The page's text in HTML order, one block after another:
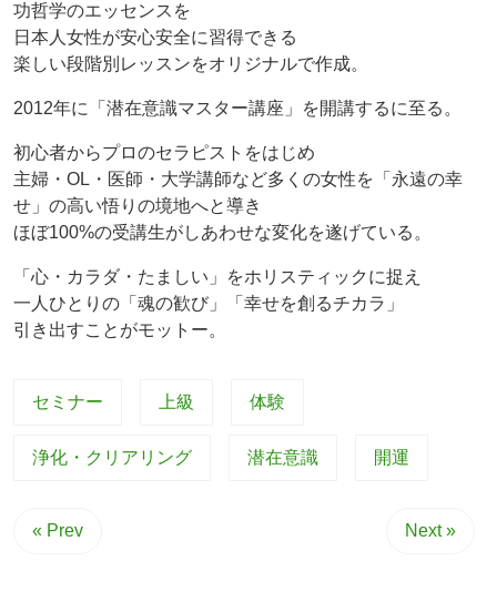
功哲学のエッセンスを
日本人女性が安心安全に習得できる
楽しい段階別レッスンをオリジナルで作成。
2012年に「潜在意識マスター講座」を開講するに至る。
初心者からプロのセラピストをはじめ
主婦・OL・医師・大学講師など多くの女性を「永遠の幸
せ」の高い悟りの境地へと導き
ほぼ100%の受講生がしあわせな変化を遂げている。
「心・カラダ・たましい」をホリスティックに捉え
一人ひとりの「魂の歓び」「幸せを創るチカラ」
引き出すことがモットー。
セミナー 上級 体験
浄化・クリアリング 潜在意識 開運
« Prev Next »